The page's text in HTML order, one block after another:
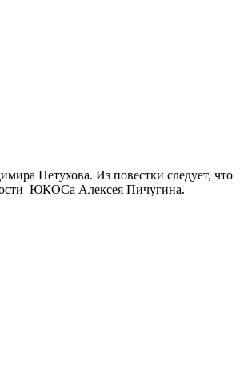
Петухова. Из повестки следует, что
ЮКОСа Алексея Пичугина.